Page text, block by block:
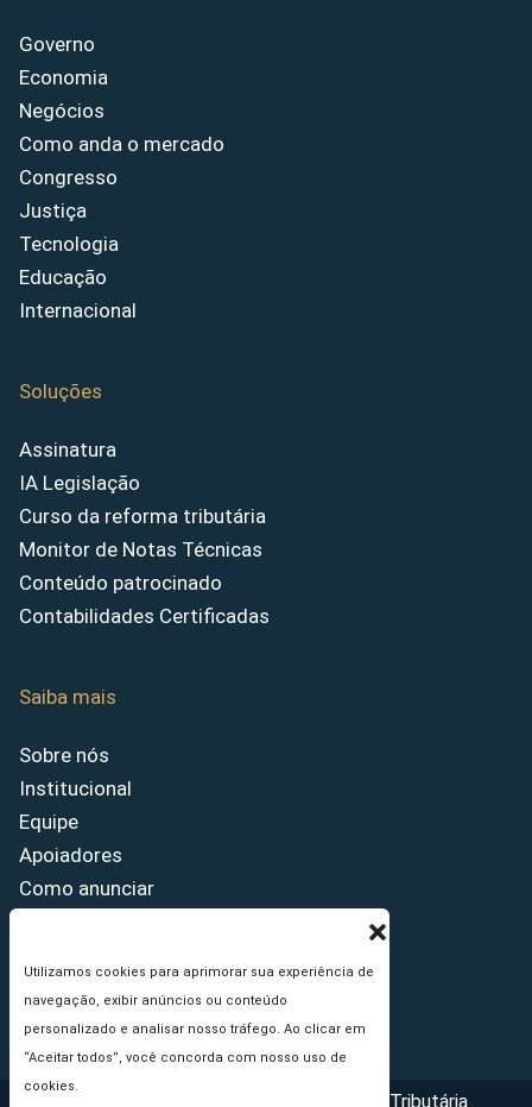
Utilizamos cookies para aprimorar sua experiência de
navegação, exibir anúncios ou conteúdo
personalizado e analisar nosso tráfego. Ao clicar em
“Aceitar todos”, você concorda com nosso uso de
cookies.
Governo
Economia
Negócios
Como anda o mercado
Congresso
Justiça
Tecnologia
Educação
Internacional
Soluções
Assinatura
IA Legislação
Curso da reforma tributária
Monitor de Notas Técnicas
Conteúdo patrocinado
Contabilidades Certificadas
Saiba mais
Sobre nós
Institucional
Equipe
Apoiadores
Como anunciar
Princípios Editoriais
Copyright © 2026 - Portal da Reforma Tributária